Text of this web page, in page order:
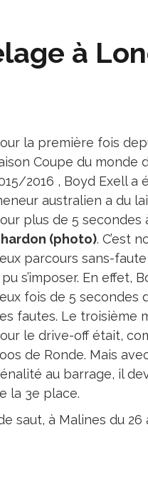
à
la première fois
Coupe du monde
2016 , Boyd Exell a
australien a du
plus de 5 secondes
(photo). C’est
parcours sans-
s’imposer. En effet,
fois de 5 secondes
fautes. Le troisième
le drive-off était,
de Ronde. Mais
au barrage, il
la 3e place.
saut, à Malines du 26